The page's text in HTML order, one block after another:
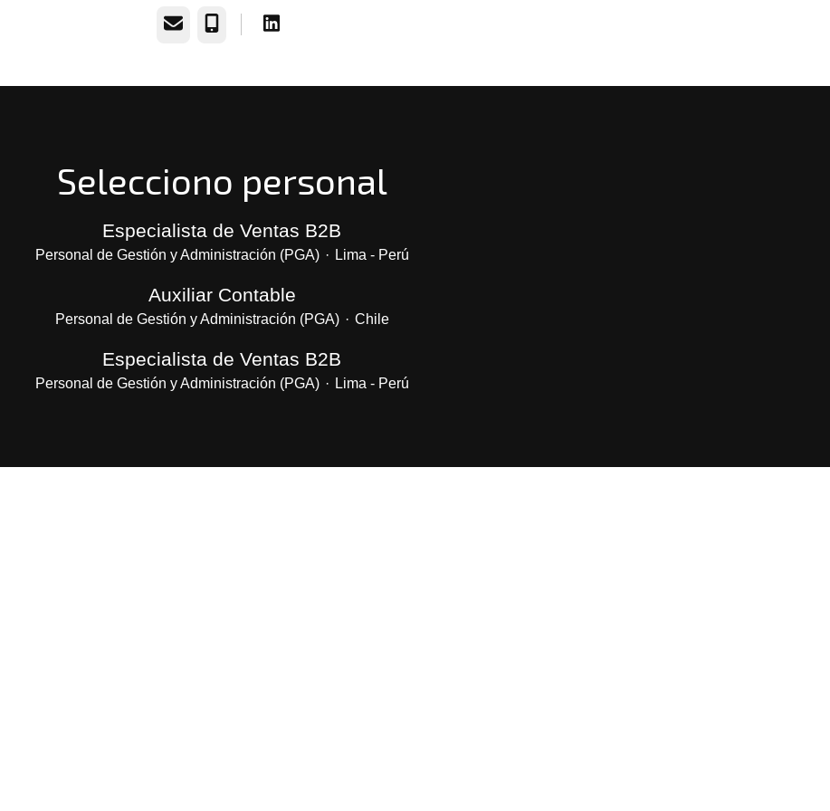
Correo electrónico
Selecciono personal
Especialista de Ventas B2B
Personal de Gestión y Administración (PGA) · Lima - Perú
Auxiliar Contable
Personal de Gestión y Administración (PGA) · Chile
Especialista de Ventas B2B
Personal de Gestión y Administración (PGA) · Lima - Perú